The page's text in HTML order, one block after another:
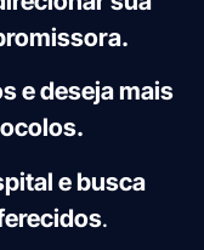
e deseja mais
e busca
.